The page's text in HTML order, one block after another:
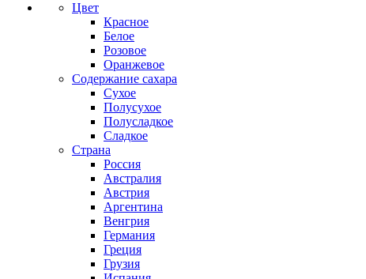
Цвет
Красное
Белое
Розовое
Оранжевое
Содержание сахара
Сухое
Полусухое
Полусладкое
Сладкое
Страна
Россия
Австралия
Австрия
Аргентина
Венгрия
Германия
Греция
Грузия